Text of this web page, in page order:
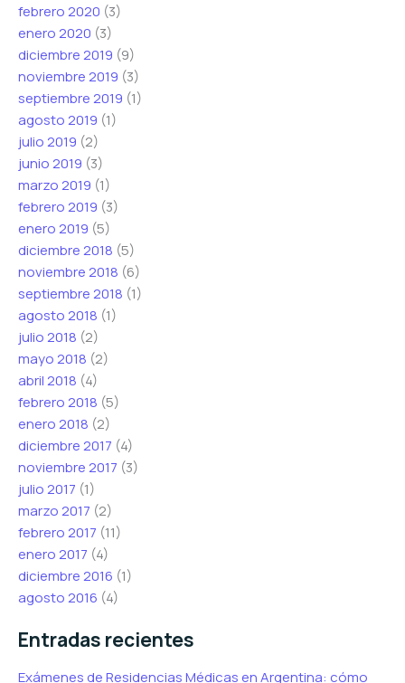
febrero 2020 (3)
enero 2020 (3)
diciembre 2019 (9)
noviembre 2019 (3)
septiembre 2019 (1)
agosto 2019 (1)
julio 2019 (2)
junio 2019 (3)
marzo 2019 (1)
febrero 2019 (3)
enero 2019 (5)
diciembre 2018 (5)
noviembre 2018 (6)
septiembre 2018 (1)
agosto 2018 (1)
julio 2018 (2)
mayo 2018 (2)
abril 2018 (4)
febrero 2018 (5)
enero 2018 (2)
diciembre 2017 (4)
noviembre 2017 (3)
julio 2017 (1)
marzo 2017 (2)
febrero 2017 (11)
enero 2017 (4)
diciembre 2016 (1)
agosto 2016 (4)
Entradas recientes
Exámenes de Residencias Médicas en Argentina: cómo